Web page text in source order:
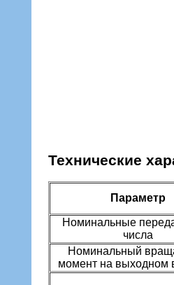
Технические
Параметр
Номинальные
числа
Номинальный
момент на выходном